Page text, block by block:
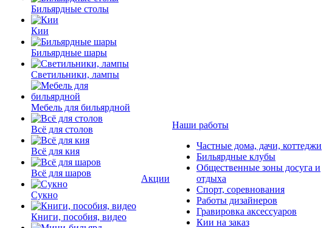
Бильярдные столы
Кии
Бильярдные шары
Светильники, лампы
Мебель для бильярдной
Всё для столов
Всё для кия
Всё для шаров
Сукно
Книги, пособия, видео
Акции
Наши работы
Частные дома, дачи, коттеджи
Бильярдные клубы
Общественные зоны досуга и
отдыха
Спорт, соревнования
Работы дизайнеров
Гравировка аксессуаров
Кии на заказ